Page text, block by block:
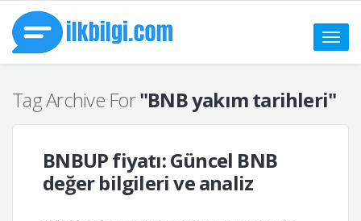
Toggle
Tag Archive For"BNB yakım tarihleri"
BNBUP fiyatı: Güncel BNB
değer bilgileri ve analiz